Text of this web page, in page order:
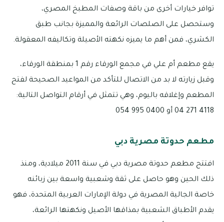
توافر خيارات أخرى من باقة وصفات المطبخ المصري،
وستحصل على الصلصات الرائعة والمميزة بجانب طبق
الكشري، فمن أهم ما يميزه نكهته الأصيلة وتكاليفه المعقولة.
يقع مطعم أم علي في مجمع الورقاء رقم 1 بمنطقة الورقاء،
وقبل زيارته لا بد من الاتصال للتأكد من المواعيد الصحيحة لفتح
المطعم وإغلاقه باليوم، وهي تتمثل في أرقام التواصل التالية:
4118 271 04 أو 0400 995 054
مطعم حدوتة مصرية دبي
افتتح مطعم حدوتة مصرية دبي في سنة 2011 ميلادية، ومنذ
ذلك الحين وهو حاصل على ثقة وشعبية واسعة بين زبائنه
خاصة الجالية المصرية في دولة الإمارات العربية المتحدة، فهو
يقدم الأطباق الشعبية بمذاقها الأصيل ونكهتها الرائعة،